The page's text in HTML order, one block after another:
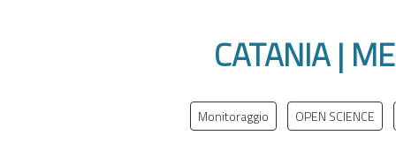
CATANIA |
Monitoraggio OPEN SCIENCE